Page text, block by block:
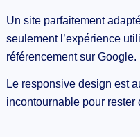
Un site parfaitement
seulement l’expérience
référencement sur Google.
Le responsive design est
incontournable pour rester